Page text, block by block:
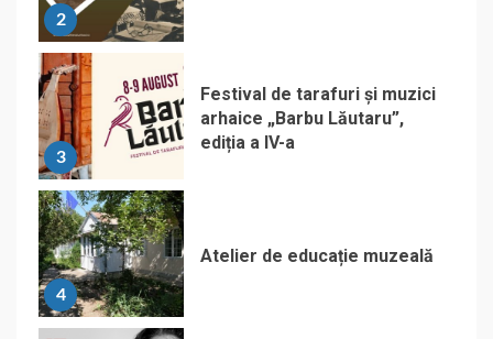
2
3
Festival de tarafuri și muzici
arhaice „Barbu Lăutaru”,
ediția a IV-a
4
Atelier de educație muzeală